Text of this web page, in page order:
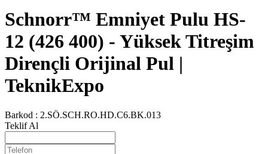
Schnorr™ Emniyet Pulu HS-
12 (426 400) - Yüksek Titreşim
Dirençli Orijinal Pul |
TeknikExpo
Barkod : 2.SÖ.SCH.RO.HD.C6.BK.013
Teklif Al